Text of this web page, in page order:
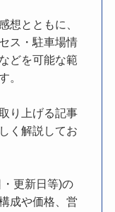
想とともに、
ス・駐車場情
どを可能な範
。
り上げる記事
く解説してお
更新日等)の
成や価格、営